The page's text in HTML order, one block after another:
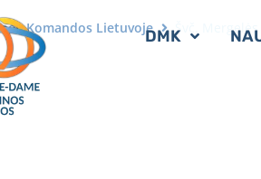
DMK
Komandos Lietuvoje Švč.